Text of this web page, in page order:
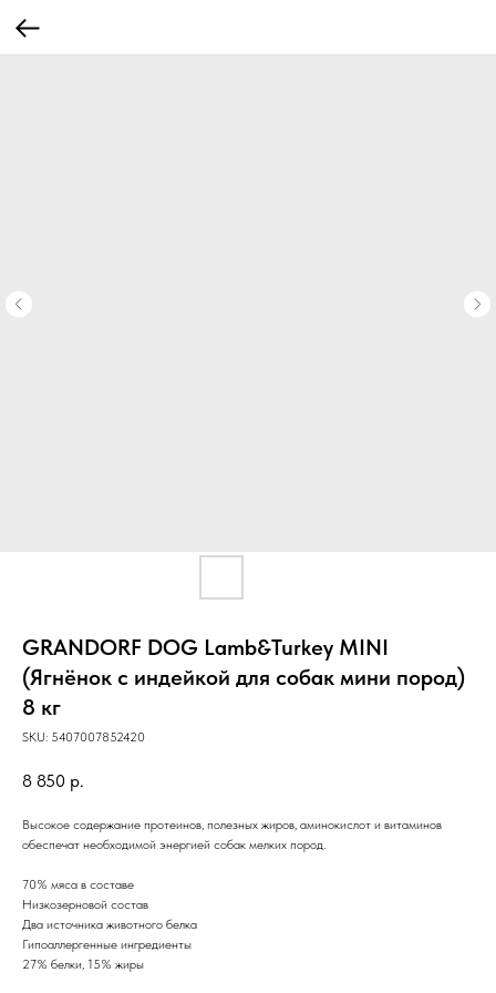
GRANDORF DOG Lamb&Turkey MINI
(Ягнёнок с индейкой для собак мини пород)
8 кг
SKU: 5407007852420
8 850 р.
Высокое содержание протеинов, полезных жиров, аминокислот и витаминов
обеспечат необходимой энергией собак мелких пород.
70% мяса в составе
Низкозерновой состав
Два источника животного белка
Гипоаллергенные ингредиенты
27% белки, 15% жиры